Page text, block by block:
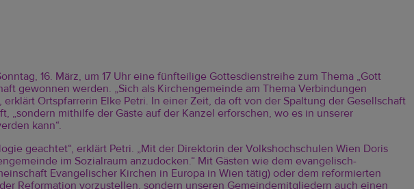
16. März, um 17 Uhr eine fünfteilige Gottesdienstreihe zum Thema „Gott
gewonnen werden. „Sich als Kirchengemeinde am Thema Verbindungen
Ortspfarrerin Elke Petri. In einer Zeit, da oft von der Spaltung der Gesellschaft
mithilfe der Gäste auf der Kanzel erforschen, wo es in unserer
kann“.
geachtet“, erklärt Petri. „Mit der Direktorin der Volkshochschulen Wien Doris
im Sozialraum anzudocken.“ Mit Gästen wie dem evangelisch-
Evangelischer Kirchen in Europa in Wien tätig) oder dem reformierten
Reformation vorzustellen, sondern unseren Gemeindemitgliedern auch einen